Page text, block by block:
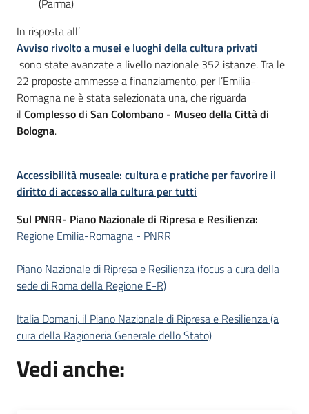
(Parma)
In risposta all’
Avviso rivolto a musei e luoghi della cultura privati
sono state avanzate a livello nazionale 352 istanze. Tra le
22 proposte ammesse a finanziamento, per l’Emilia-
Romagna ne è stata selezionata una, che riguarda
il Complesso di San Colombano - Museo della Città di
Bologna.
Accessibilità museale: cultura e pratiche per favorire il
diritto di accesso alla cultura per tutti
Sul PNRR- Piano Nazionale di Ripresa e Resilienza:
Regione Emilia-Romagna - PNRR
Piano Nazionale di Ripresa e Resilienza (focus a cura della
sede di Roma della Regione E-R)
Italia Domani, il Piano Nazionale di Ripresa e Resilienza (a
cura della Ragioneria Generale dello Stato)
Vedi anche: